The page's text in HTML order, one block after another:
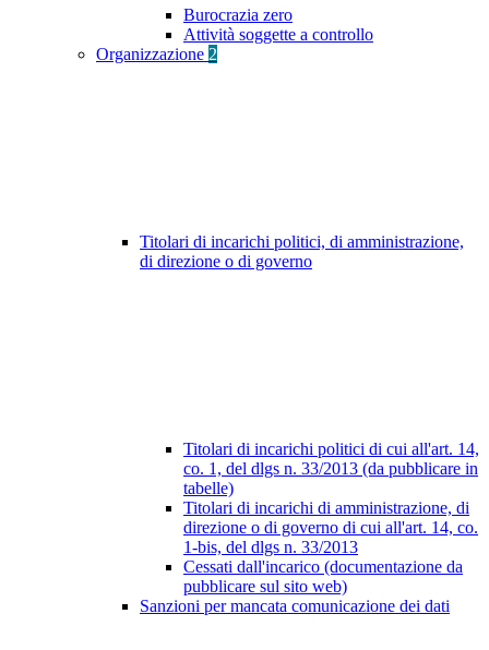
Burocrazia zero
Attività soggette a controllo
Organizzazione 2
Titolari di incarichi politici, di amministrazione,
di direzione o di governo
Titolari di incarichi politici di cui all'art. 14,
co. 1, del dlgs n. 33/2013 (da pubblicare in
tabelle)
Titolari di incarichi di amministrazione, di
direzione o di governo di cui all'art. 14, co.
1-bis, del dlgs n. 33/2013
Cessati dall'incarico (documentazione da
pubblicare sul sito web)
Sanzioni per mancata comunicazione dei dati